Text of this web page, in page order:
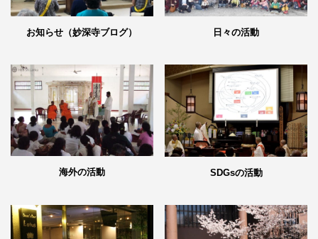
お知らせ（妙深寺ブログ） 日々の活動
海外の活動 SDGsの活動